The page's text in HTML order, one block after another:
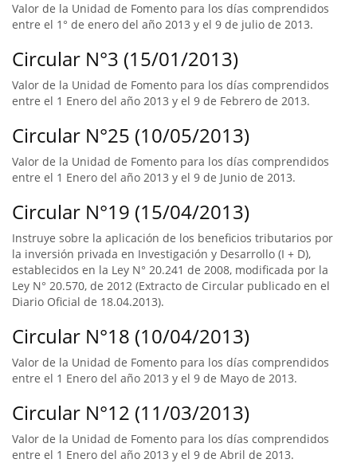
Valor de la Unidad de Fomento para los días comprendidos
entre el 1° de enero del año 2013 y el 9 de julio de 2013.
Circular N°3 (15/01/2013)
Valor de la Unidad de Fomento para los días comprendidos
entre el 1 Enero del año 2013 y el 9 de Febrero de 2013.
Circular N°25 (10/05/2013)
Valor de la Unidad de Fomento para los días comprendidos
entre el 1 Enero del año 2013 y el 9 de Junio de 2013.
Circular N°19 (15/04/2013)
Instruye sobre la aplicación de los beneficios tributarios por
la inversión privada en Investigación y Desarrollo (I + D),
establecidos en la Ley N° 20.241 de 2008, modificada por la
Ley N° 20.570, de 2012 (Extracto de Circular publicado en el
Diario Oficial de 18.04.2013).
Circular N°18 (10/04/2013)
Valor de la Unidad de Fomento para los días comprendidos
entre el 1 Enero del año 2013 y el 9 de Mayo de 2013.
Circular N°12 (11/03/2013)
Valor de la Unidad de Fomento para los días comprendidos
entre el 1 Enero del año 2013 y el 9 de Abril de 2013.